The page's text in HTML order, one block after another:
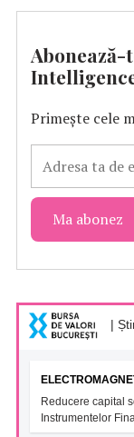
Primește cele
|
Reducere capital
Instrumentelor